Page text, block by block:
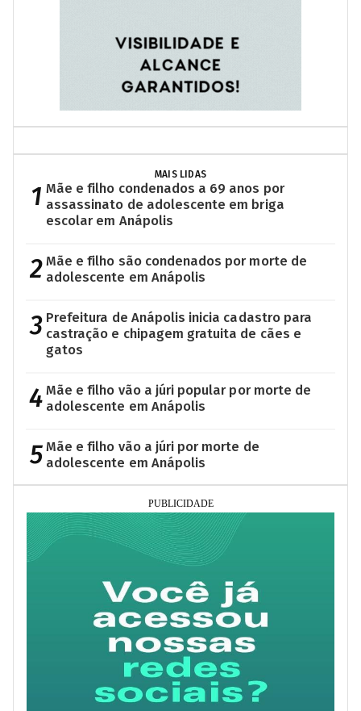
MAIS LIDAS
1 Mãe e filho condenados a 69 anos por
assassinato de adolescente em briga
escolar em Anápolis
2 Mãe e filho são condenados por morte de
adolescente em Anápolis
3 Prefeitura de Anápolis inicia cadastro para
castração e chipagem gratuita de cães e
gatos
4 Mãe e filho vão a júri popular por morte de
adolescente em Anápolis
5 Mãe e filho vão a júri por morte de
adolescente em Anápolis